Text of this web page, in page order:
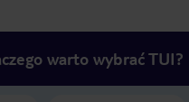
warto wybrać TUI?